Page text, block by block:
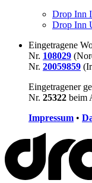
Drop Inn
Drop Inn
Eingetragene
Nr. 108029
Nr. 20059859
Eingetragener
Nr. 25322 beim
Impressum •